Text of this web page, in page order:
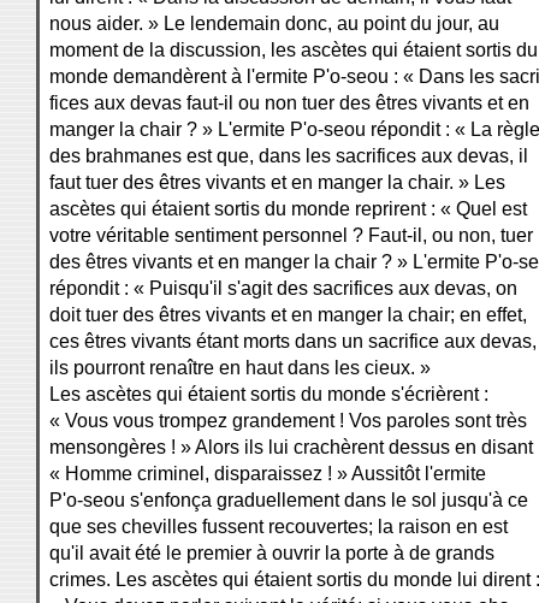
nous aider. » Le lendemain donc, au point du jour, au
moment de la discussion, les ascètes qui étaient sortis du
monde demandèrent à l'ermite P'o-seou : « Dans les
fices aux devas faut-il ou non tuer des êtres vivants et en
manger la chair ? » L'ermite P'o-seou répondit : « La règle
des brahmanes est que, dans les sacrifices aux devas, il
faut tuer des êtres vivants et en manger la chair. » Les
ascètes qui étaient sortis du monde reprirent : « Quel est
votre véritable sentiment personnel ? Faut-il, ou non, tuer
des êtres vivants et en manger la chair ? » L'ermite P'o-
répondit : « Puisqu'il s'agit des sacrifices aux devas, on
doit tuer des êtres vivants et en manger la chair; en effet,
ces êtres vivants étant morts dans un sacrifice aux devas,
ils pourront renaître en haut dans les cieux. »
Les ascètes qui étaient sortis du monde s'écrièrent :
« Vous vous trompez grandement ! Vos paroles sont très
mensongères ! » Alors ils lui crachèrent dessus en disant
« Homme criminel, disparaissez ! » Aussitôt l'ermite
P'o-seou s'enfonça graduellement dans le sol jusqu'à ce
que ses chevilles fussent recouvertes; la raison en est
qu'il avait été le premier à ouvrir la porte à de grands
crimes. Les ascètes qui étaient sortis du monde lui dirent :